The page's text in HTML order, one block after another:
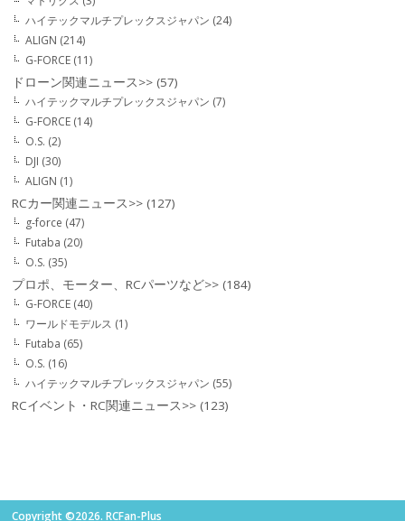
ハイテックマルチプレックスジャパン (24)
ALIGN (214)
G-FORCE (11)
ドローン関連ニュース>> (57)
ハイテックマルチプレックスジャパン (7)
G-FORCE (14)
O.S. (2)
DJI (30)
ALIGN (1)
RCカー関連ニュース>> (127)
g-force (47)
Futaba (20)
O.S. (35)
プロポ、モーター、RCパーツなど>> (184)
G-FORCE (40)
ワールドモデルス (1)
Futaba (65)
O.S. (16)
ハイテックマルチプレックスジャパン (55)
RCイベント・RC関連ニュース>> (123)
Copyright ©2026. RCFan-Plus